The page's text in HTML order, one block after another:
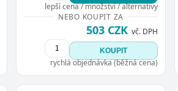
lepší cena / množství / alternativy
NEBO KOUPIT ZA
503 CZK vč. DPH
KOUPIT
rychlá objednávka (běžná cena)